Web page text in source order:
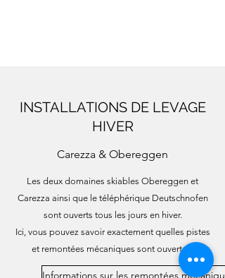
INSTALLATIONS DE LEVAGE
HIVER
Carezza & Obereggen
Les deux domaines skiables Obereggen et
Carezza ainsi que le téléphérique Deutschnofen
sont ouverts tous les jours en hiver.
Ici, vous pouvez savoir exactement quelles pistes
et remontées mécaniques sont ouvertes.
Informations sur les remontées